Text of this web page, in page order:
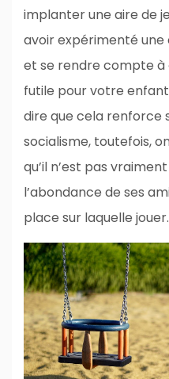
implanter une aire de
avoir expérimenté une
et se rendre compte
futile pour votre
dire que cela renforce
socialisme, toutefois,
qu’il n’est pas
l’abondance de ses
place sur laquelle jouer.